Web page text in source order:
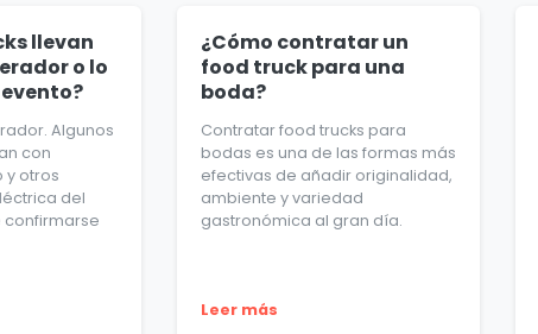
llevan
o lo
Algunos
con
y otros
del
confirmarse
¿Cómo contratar un
food truck para una
boda?
Contratar food trucks para
bodas es una de las formas más
efectivas de añadir originalidad,
ambiente y variedad
gastronómica al gran día.
Leer más